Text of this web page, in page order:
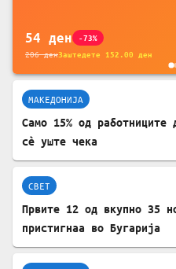
54 ден -73%
206денЗаштедете 152.00 ден
МАКЕДОНИЈА
Само 15% од
сè уште чека
СВЕТ
Првите 12 од вкупно 35
пристигнаа во Бугарија